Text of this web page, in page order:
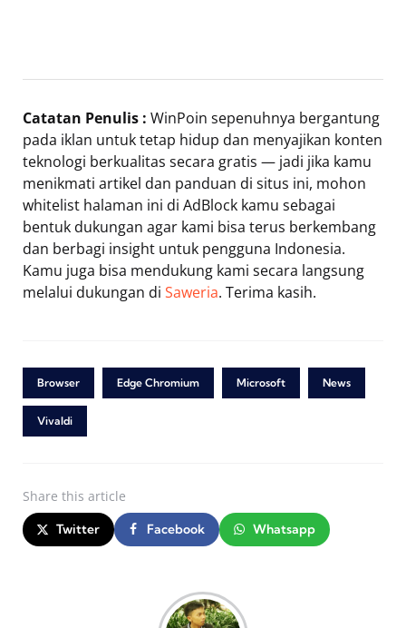
Catatan Penulis : WinPoin sepenuhnya bergantung
pada iklan untuk tetap hidup dan menyajikan konten
teknologi berkualitas secara gratis — jadi jika kamu
menikmati artikel dan panduan di situs ini, mohon
whitelist halaman ini di AdBlock kamu sebagai
bentuk dukungan agar kami bisa terus berkembang
dan berbagi insight untuk pengguna Indonesia.
Kamu juga bisa mendukung kami secara langsung
melalui dukungan di Saweria. Terima kasih.
Browser Edge Chromium Microsoft News
Vivaldi
Share this article
Twitter Facebook Whatsapp